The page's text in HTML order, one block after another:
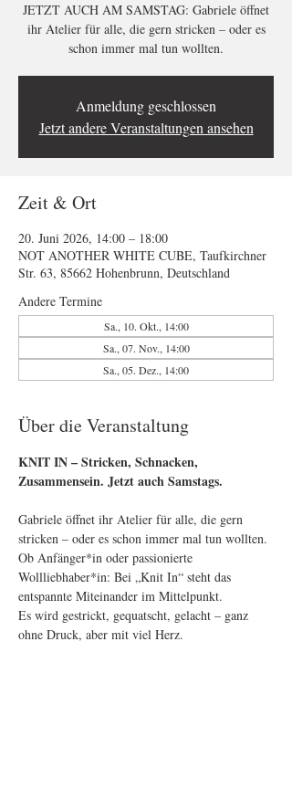
JETZT AUCH AM SAMSTAG: Gabriele öffnet
ihr Atelier für alle, die gern stricken – oder es
schon immer mal tun wollten.
Anmeldung geschlossen
Jetzt andere Veranstaltungen ansehen
Zeit & Ort
20. Juni 2026, 14:00 – 18:00
NOT ANOTHER WHITE CUBE, Taufkirchner
Str. 63, 85662 Hohenbrunn, Deutschland
Andere Termine
Sa., 10. Okt., 14:00
Sa., 07. Nov., 14:00
Sa., 05. Dez., 14:00
Über die Veranstaltung
KNIT IN – Stricken, Schnacken,
Zusammensein. Jetzt auch Samstags.
Gabriele öffnet ihr Atelier für alle, die gern
stricken – oder es schon immer mal tun wollten.
Ob Anfänger*in oder passionierte
Wollliebhaber*in: Bei „Knit In“ steht das
entspannte Miteinander im Mittelpunkt.
Es wird gestrickt, gequatscht, gelacht – ganz
ohne Druck, aber mit viel Herz.